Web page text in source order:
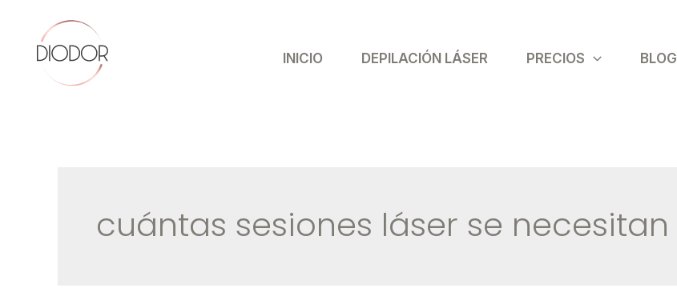
contenido
INICIO DEPILACIÓN LÁSER PRECIOS BLOG
cuántas sesiones láser se necesitan